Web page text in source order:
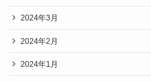
2024年3月
2024年2月
2024年1月